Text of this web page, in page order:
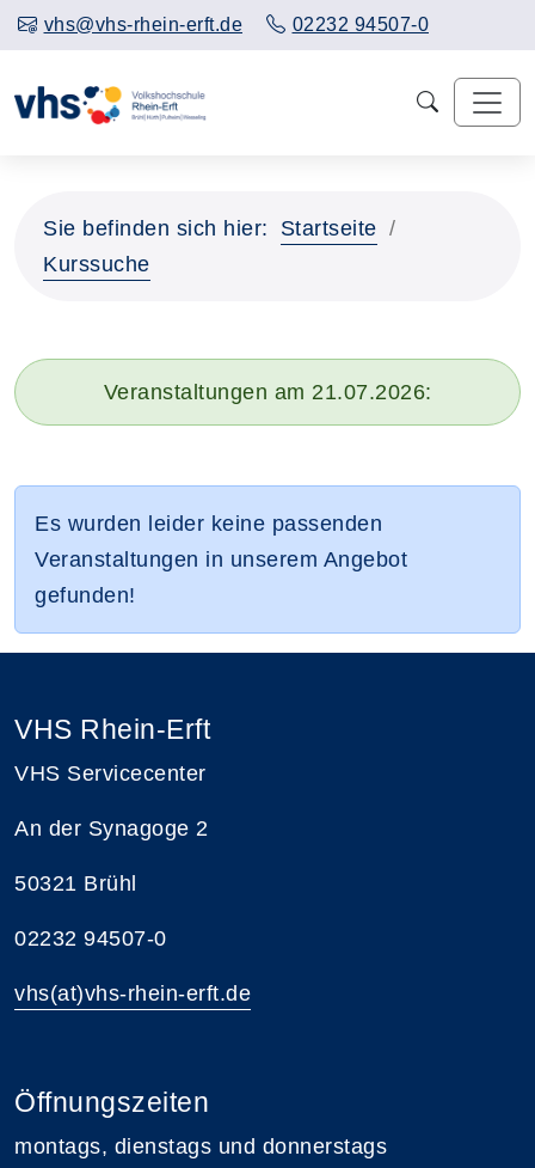
vhs@vhs-rhein-erft.de 02232 94507-0
Sie befinden sich hier:
Startseite
Kurssuche
Veranstaltungen am 21.07.2026:
Es wurden leider keine passenden
Veranstaltungen in unserem Angebot
gefunden!
VHS Rhein-Erft
VHS Servicecenter
An der Synagoge 2
50321 Brühl
02232 94507-0
vhs(at)vhs-rhein-erft.de
Öffnungszeiten
montags, dienstags und donnerstags